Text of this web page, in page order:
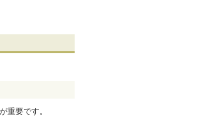
重要です。